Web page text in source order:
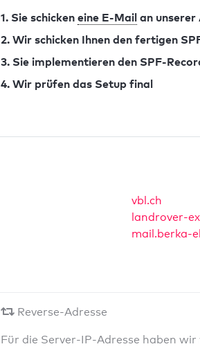
1. Sie schicken eine E-Mail an unserer
2. Wir schicken Ihnen den fertigen
3. Sie implementieren den SPF-
4. Wir prüfen das Setup final
vbl.ch
landrover-
mail.berka-
Reverse-Adresse
Für die Server-IP-Adresse haben